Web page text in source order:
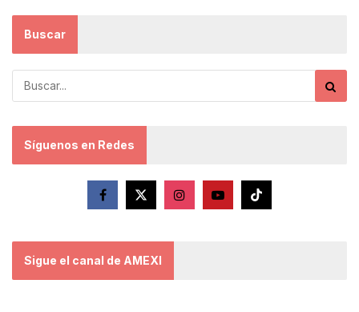
Buscar
Síguenos en Redes
Sigue el canal de AMEXI